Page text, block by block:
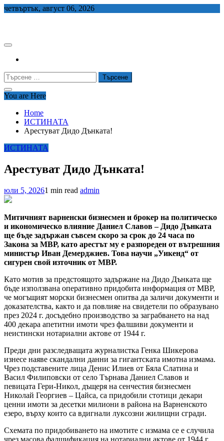
Skip
четвъртък, август 06, 2026
Търсене
за:
You are Here
Home
ИСТИНАТА
Арестуват Дидо Дънката!
ИСТИНАТА
Арестуват Дидо Дънката!
юли 5, 20261 min read admin
Митичният варненски бизнесмен и брокер на политическо
и икономическо влияние Даниел Славов – Дидо Дънката
ще бъде задържан съвсем скоро за срок до 24 часа по
Закона за МВР, като арестът му е разпореден от вътрешния
министър Иван Демерджиев. Това научи „Уикенд“ от
сигурен свой източник от МВР.
Като мотив за предстоящото задържане на Дидо Дънката ще
бъде използвана оперативно придобита информация от МВР,
че могъщият морски бизнесмен опитва да заличи документи и
доказателства, както и да повлияе на свидетели по образувано
през 2024 г. досъдебно производство за заграбването на над
400 декара апетитни имоти чрез фалшиви документи и
неистински нотариални актове от 1944 г.
Преди дни разследващата журналистка Генка Шикерова
изнесе наяве скандални данни за гигантската имотна измама.
Чрез подставените лица Денис Илиев от Бяла Слатина и
Васил Филиповски от село Търнава Даниел Славов и
певицата Гери-Никол, дъщеря на сенчестия бизнесмен
Николай Георгиев – Цайса, са придобили стотици декари
ценни имоти за десетки милиони в района на Варненското
езеро, върху които са вдигнали луксозни жилищни сгради.
Схемата по придобиването на имотите с измама се е случила
чрез масова фалшификация на нотариални актове от 1944 г.